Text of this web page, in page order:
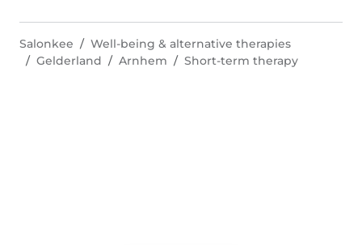
Salonkee
Well-being & alternative therapies
Gelderland
Arnhem Short-term therapy